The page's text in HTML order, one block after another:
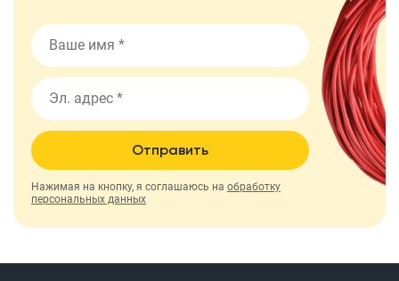
Отправить
Нажимая на кнопку, я соглашаюсь на обработку
персональных данных